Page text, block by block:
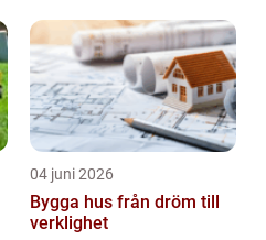
04 juni 2026
Bygga hus från dröm till
verklighet